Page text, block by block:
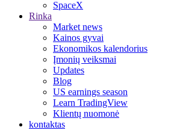
SpaceX
Rinka
Market news
Kainos gyvai
Ekonomikos kalendorius
Įmonių veiksmai
Updates
Blog
US earnings season
Learn TradingView
Klientų nuomonė
kontaktas